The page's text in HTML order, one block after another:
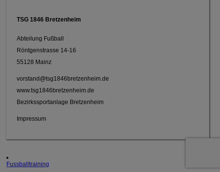
TSG 1846 Bretzenheim
Abteilung Fußball
Röntgenstrasse 14-16
55128 Mainz
vorstand@tsg1846bretzenheim.de
www.tsg1846bretzenheim.de
Bezirkssportanlage Bretzenheim
Impressum
Fussballtraining